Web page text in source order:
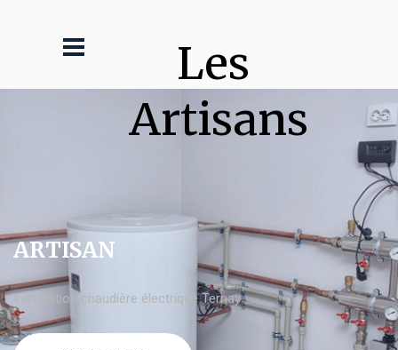
Les
Artisans
ARTISAN
Installation chaudière électrique Ternay